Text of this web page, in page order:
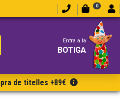
0
Entra a la
BOTIGA
de titelles +89€